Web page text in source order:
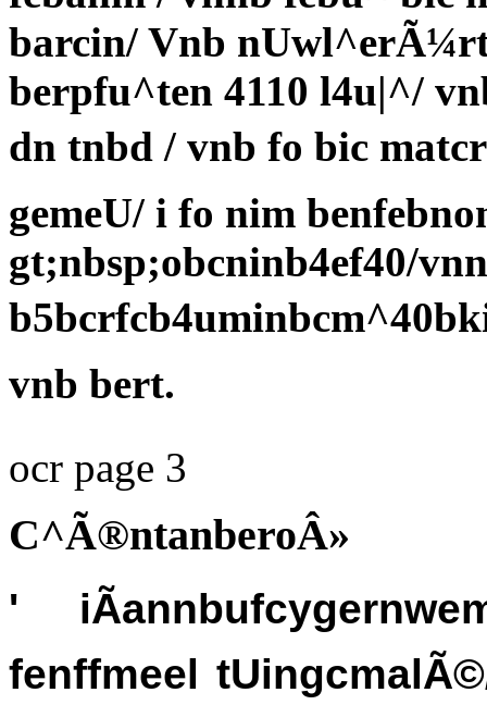
barcin/ Vnb
berpfu^ten 4110 l4u|^/
dn tnbd / vnb fo bic
gemeU/ i fo nim
gt;nbsp;obcninb4ef40/
vnb bert.
ocr page 3
C^Ã®ntanberoÂ»
'
fenffmeel